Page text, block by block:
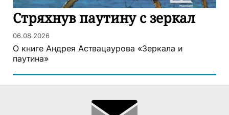
Стряхнув паутину с зеркал
06.08.2026
О книге Андрея Аствацаурова «Зеркала и
паутина»